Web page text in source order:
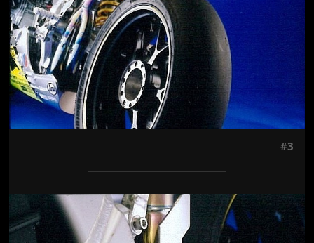
#3
Jön még kép!